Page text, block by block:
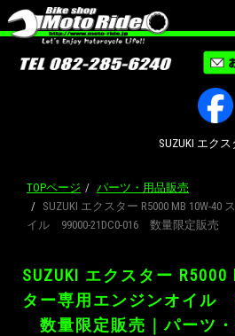
SUZUKI エクス
TOPページ
パーツ・用品販売
SUZUKI エクスター R5000 MB 10W-
イル 99000-21DC0-016 数量限定販売
SUZUKI エクスター
ター専用エンジンオイル
数量限定販売｜パーツ